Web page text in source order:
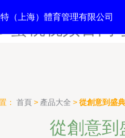
蜜桃视频
（上海）體育管理有限公司
： 首頁 > 產品大全 > 從創意到盛
從創意到